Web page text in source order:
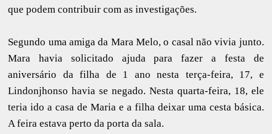
que podem contribuir com as investigações.
Segundo uma amiga da Mara Melo, o casal não vivia junto.
Mara havia solicitado ajuda para fazer a festa de
aniversário da filha de 1 ano nesta terça-feira, 17, e
Lindonjhonso havia se negado. Nesta quarta-feira, 18, ele
teria ido a casa de Maria e a filha deixar uma cesta básica.
A feira estava perto da porta da sala.